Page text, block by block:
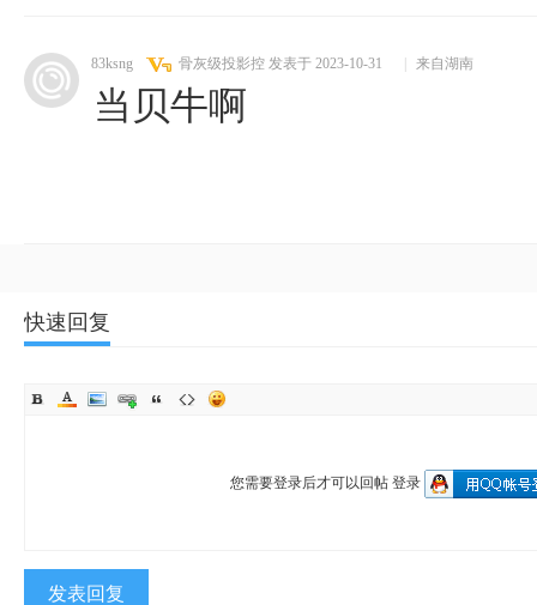
83ksng 骨灰级投影控 发表于 2023-10-31 来自湖南
当贝牛啊
快速回复
您需要登录后才可以回帖 登录
发表回复